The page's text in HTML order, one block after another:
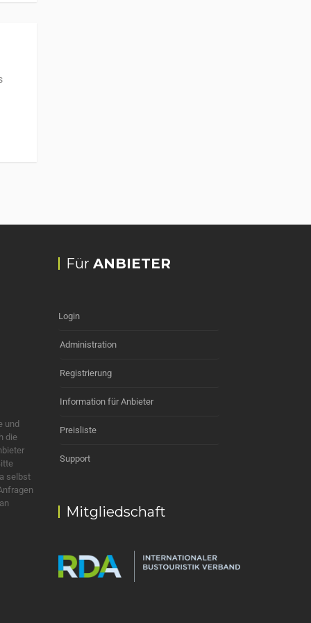
und
die
selbst
Für ANBIETER
Login
Administration
Registrierung
Information für Anbieter
Preisliste
Support
Mitgliedschaft